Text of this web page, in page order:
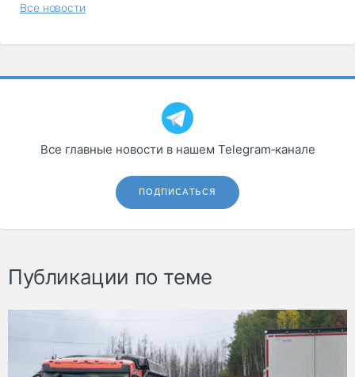
Все новости
Все главные новости в нашем Telegram‑канале
ПОДПИСАТЬСЯ
Публикации по теме